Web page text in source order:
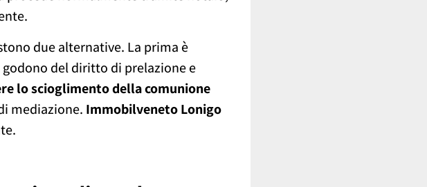
due alternative. La prima è
del diritto di prelazione e
lo scioglimento della comunione
mediazione. Immobilveneto Lonigo